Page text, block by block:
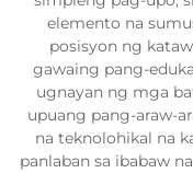
elemento na
posisyon ng
gawaing pang-
ugnayan ng mga
upuang pang-araw-
na teknolohikal na
panlaban sa ibabaw